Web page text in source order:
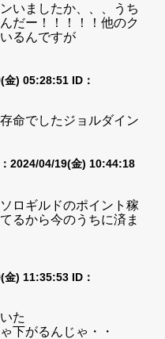
いましたか、、、うち
だー！！！！！他のク
るんですが
金) 05:28:51 ID：
命でしたジョルダイン
2024/04/19(金) 10:44:18
ロギルドのポイント稼
るから今のうちに済ま
金) 11:35:53 ID：
た
下がるんじゃ・・